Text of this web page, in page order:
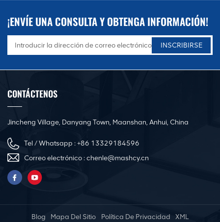
¡ENVÍE UNA CONSULTA Y OBTENGA INFORMACIÓN!
CONTÁCTENOS
Jincheng Village, Danyang Town, Maanshan, Anhui, China
Tel / Whatsapp :+86 13329184596
Correo electrónico :chenle@mashcy.cn
Blog Mapa Del Sitio Política De Privacidad XML